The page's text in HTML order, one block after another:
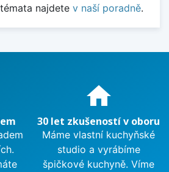
najdete v naší poradně.
nás? home
30 let zkušeností v oboru
Máme vlastní kuchyňské
studio a vyrábíme
špičkové kuchyně. Víme